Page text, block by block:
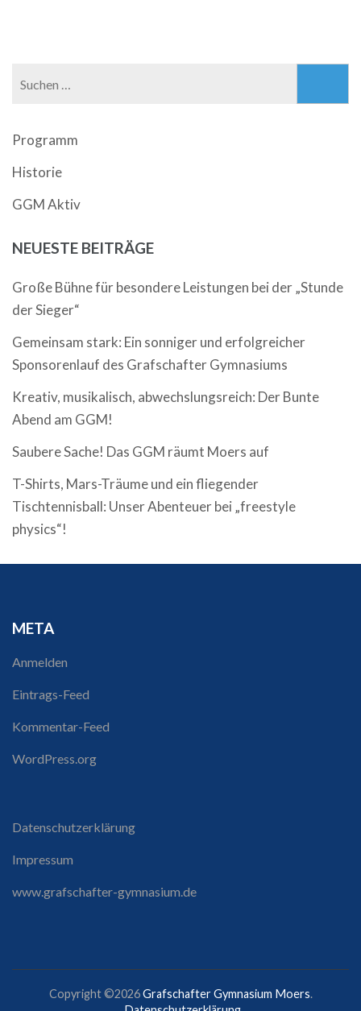
Programm
Historie
GGM Aktiv
NEUESTE BEITRÄGE
Große Bühne für besondere Leistungen bei der „Stunde
der Sieger“
Gemeinsam stark: Ein sonniger und erfolgreicher
Sponsorenlauf des Grafschafter Gymnasiums
Kreativ, musikalisch, abwechslungsreich: Der Bunte
Abend am GGM!
Saubere Sache! Das GGM räumt Moers auf
T-Shirts, Mars-Träume und ein fliegender
Tischtennisball: Unser Abenteuer bei „freestyle
physics“!
META
Anmelden
Eintrags-Feed
Kommentar-Feed
WordPress.org
Datenschutzerklärung
Impressum
www.grafschafter-gymnasium.de
Copyright ©2026Grafschafter Gymnasium Moers.